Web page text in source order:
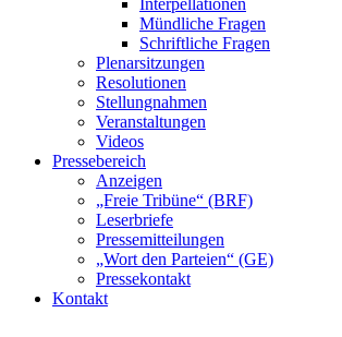
Interpellationen
Mündliche Fragen
Schriftliche Fragen
Plenarsitzungen
Resolutionen
Stellungnahmen
Veranstaltungen
Videos
Pressebereich
Anzeigen
„Freie Tribüne“ (BRF)
Leserbriefe
Pressemitteilungen
„Wort den Parteien“ (GE)
Pressekontakt
Kontakt